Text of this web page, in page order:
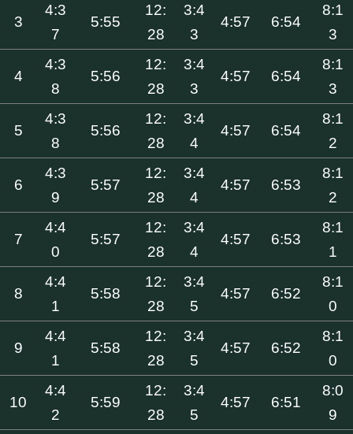
3
4:3
7
5:55
12:
28
3:4
3
4:57 6:54
8:1
3
4
4:3
8
5:56
12:
28
3:4
3
4:57 6:54
8:1
3
5
4:3
8
5:56
12:
28
3:4
4
4:57 6:54
8:1
2
6
4:3
9
5:57
12:
28
3:4
4
4:57 6:53
8:1
2
7
4:4
0
5:57
12:
28
3:4
4
4:57 6:53
8:1
1
8
4:4
1
5:58
12:
28
3:4
5
4:57 6:52
8:1
0
9
4:4
1
5:58
12:
28
3:4
5
4:57 6:52
8:1
0
10
4:4
2
5:59
12:
28
3:4
5
4:57 6:51
8:0
9